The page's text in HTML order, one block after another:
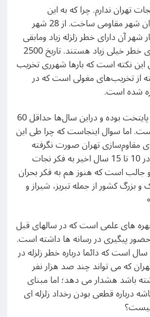
تهران ندارم. چرا که به این
سادگی‌ها نمی‌توان شهر مقاومی ساخت. از 28 شهر
شهر آن دارای خطر زلزله زیاد ومابقی
شهرهای آن دارای خطر خیلی زیاد هستند. تاریخ 2500
این نکته است که بارها شهرری تخریب
از تخریب‌های مغولی است که در
شده است.
تهران 220 سال پایتخت بوده و دراین سال‌ها حداقل 60
اما سوال اینجاست که چرا طی این
مقاوم‌سازی تهران صورت نگرفته
است و چرا تازه در 10 تا 15 سال اخیر به فکر نجات
و جالب است که هنوز هم به فکر بحران
بزرگ کشور از جمله تبریز، شیراز و
های علمی است که در سالهای قبل
حضور پیگیری در رسانه ها داشته است.
است که دائما درباره خطر زلزله در
که می تواند چند صد هزار نفر
باشد هشدار می دهد؛ اما مبنای
درباره قطعی بودن رخداد زلزله ای